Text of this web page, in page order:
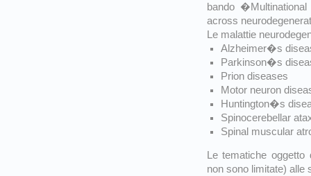
bando
across
Le malattie
Alzheimer�s
Parkinson�s
Prion diseases
Motor neuron
Huntington�s
Spinocerebellar
Spinal muscular
Le tematiche
non sono limitate)